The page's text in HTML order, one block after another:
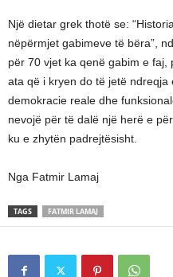
Një dietar grek thotë se:
nëpërmjet gabimeve të bëra”,
për 70 vjet ka qenë gabim e
ata që i kryen do të jetë
demokracie reale dhe
nevojë për të dalë një herë e
ku e zhytën padrejtësisht.
Nga Fatmir Lamaj
TAGS FATMIR LAMAJ